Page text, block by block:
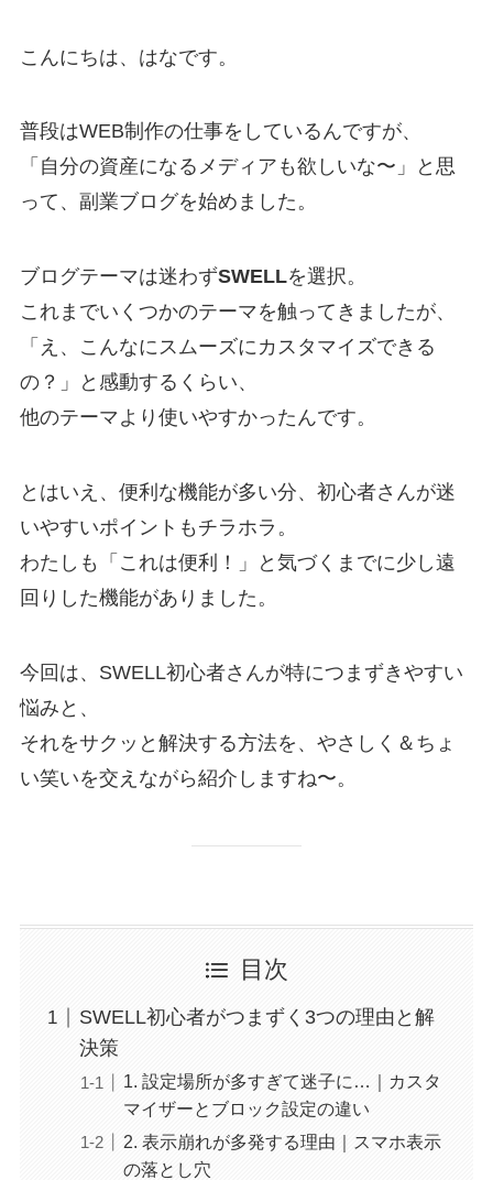
こんにちは、はなです。
普段はWEB制作の仕事をしているんですが、
「自分の資産になるメディアも欲しいな〜」と思
って、副業ブログを始めました。
ブログテーマは迷わずSWELLを選択。
これまでいくつかのテーマを触ってきましたが、
「え、こんなにスムーズにカスタマイズできる
の？」と感動するくらい、
他のテーマより使いやすかったんです。
とはいえ、便利な機能が多い分、初心者さんが迷
いやすいポイントもチラホラ。
わたしも「これは便利！」と気づくまでに少し遠
回りした機能がありました。
今回は、SWELL初心者さんが特につまずきやすい
悩みと、
それをサクッと解決する方法を、やさしく＆ちょ
い笑いを交えながら紹介しますね〜。
目次
SWELL初心者がつまずく3つの理由と解
決策
1. 設定場所が多すぎて迷子に…｜カスタ
マイザーとブロック設定の違い
2. 表示崩れが多発する理由｜スマホ表示
の落とし穴